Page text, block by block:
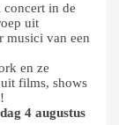
concert in de
uit
musici van een
en ze
films, shows
4 augustus